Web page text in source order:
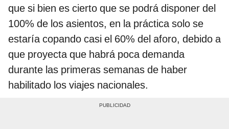
que si bien es cierto que se podrá disponer del
100% de los asientos, en la práctica solo se
estaría copando casi el 60% del aforo, debido a
que proyecta que habrá poca demanda
durante las primeras semanas de haber
habilitado los viajes nacionales.